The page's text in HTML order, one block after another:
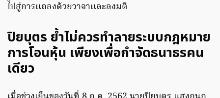
ไปสู่การแถลงด้วยวาจาและลงมติ
ปิยบุตร ย้ำไม่ควรทำลายระบบกฎหมาย
การโอนหุ้น เพียงเพื่อกำจัดธนาธรคน
เดียว